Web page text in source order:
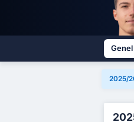
Genel
2025/